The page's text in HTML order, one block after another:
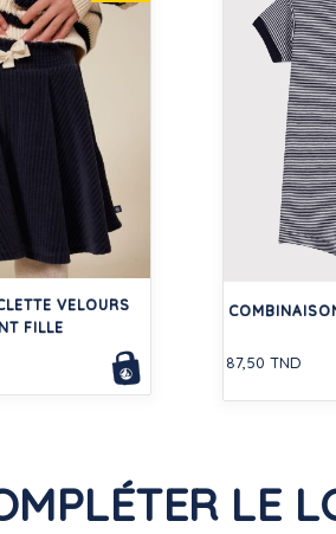
VELOURS
FILLE
87,50 TND
LE